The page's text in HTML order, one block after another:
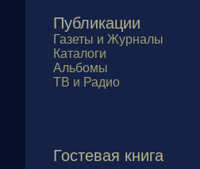
Публикации
Газеты и Журналы
Каталоги
Альбомы
ТВ и Радио
Гостевая книга